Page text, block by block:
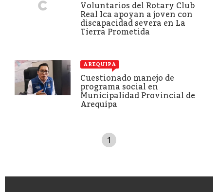
Voluntarios del Rotary Club
Real Ica apoyan a joven con
discapacidad severa en La
Tierra Prometida
AREQUIPA
Cuestionado manejo de
programa social en
Municipalidad Provincial de
Arequipa
1